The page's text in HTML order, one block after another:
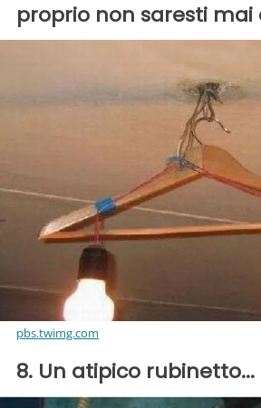
proprio non saresti mai
pbs.twimg.com
8. Un atipico rubinetto...